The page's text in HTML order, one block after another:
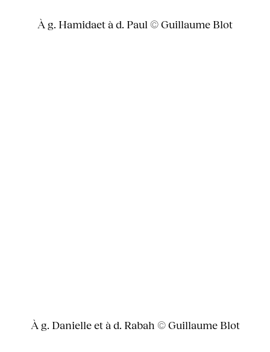
À g. Hamidaet à d. Paul © Guillaume Blot
À g. Danielle et à d. Rabah © Guillaume Blot